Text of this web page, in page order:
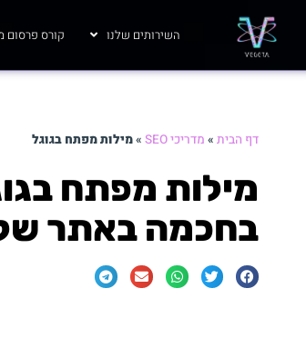
השירותים שלנו קורס פרסום
דף הבית » מדריכי SEO »מילות מפתח בגוגל
מילות מפתח
בחכמה באתר